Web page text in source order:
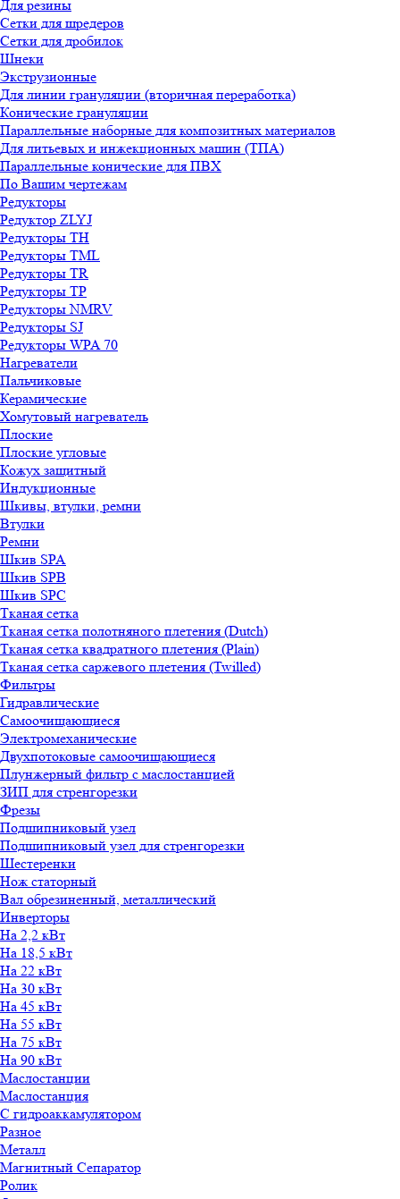
Для резины
Сетки для шредеров
Сетки для дробилок
Шнеки
Экструзионные
Для линии грануляции (вторичная переработка)
Конические грануляции
Параллельные наборные для композитных материалов
Для литьевых и инжекционных машин (ТПА)
Параллельные конические для ПВХ
По Вашим чертежам
Редукторы
Редуктор ZLYJ
Редукторы TH
Редукторы TML
Редукторы TR
Редукторы TP
Редукторы NMRV
Редукторы SJ
Редукторы WPA 70
Нагреватели
Пальчиковые
Керамические
Хомутовый нагреватель
Плоские
Плоские угловые
Кожух защитный
Индукционные
Шкивы, втулки, ремни
Втулки
Ремни
Шкив SPA
Шкив SPB
Шкив SPC
Тканая сетка
Тканая сетка полотняного плетения (Dutch)
Тканая сетка квадратного плетения (Plain)
Тканая сетка саржевого плетения (Twilled)
Фильтры
Гидравлические
Самоочищающиеся
Электромеханические
Двухпотоковые самоочищающиеся
Плунжерный фильтр с маслостанцией
ЗИП для стренгорезки
Фрезы
Подшипниковый узел
Подшипниковый узел для стренгорезки
Шестеренки
Нож статорный
Вал обрезиненный, металлический
Инверторы
На 2,2 кВт
На 18,5 кВт
На 22 кВт
На 30 кВт
На 45 кВт
На 55 кВт
На 75 кВт
На 90 кВт
Маслостанции
Маслостанция
С гидроаккамулятором
Разное
Металл
Магнитный Сепаратор
Ролик